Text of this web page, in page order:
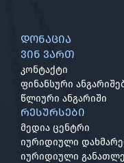
დონაცია
ვინ ვართ
კონტაქტი
ფინანსური
წლიური ანგარიში
რესურსები
მედია ცენტრი
იურიდიული
იურიდიული